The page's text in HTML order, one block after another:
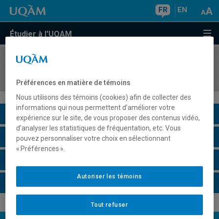
FR EN
Étudier à l'UQAM
COURS//
Description du cours
Horaire - Été 2026
Préférences en matière de témoins
Nous utilisons des témoins (cookies) afin de collecter des
informations qui nous permettent d’améliorer votre
expérience sur le site, de vous proposer des contenus vidéo,
d’analyser les statistiques de fréquentation, etc. Vous
pouvez personnaliser votre choix en sélectionnant
« Préférences ».
Tout refuser
Autoriser les témoins